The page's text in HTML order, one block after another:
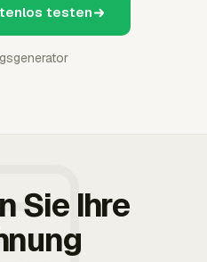
testen
Sie Ihre